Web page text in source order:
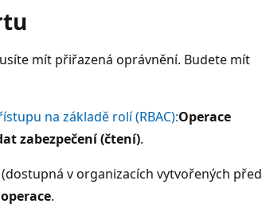
mít přiřazená oprávnění. Budete mít
na základě rolí (RBAC):Operace
zabezpečení (čtení).
(dostupná v organizacích vytvořených před
.